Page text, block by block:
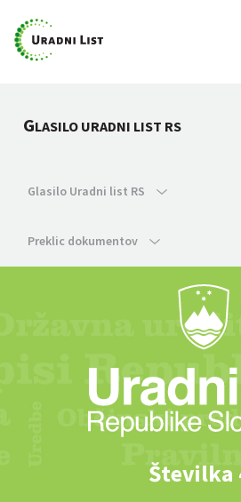
GLASILO URADNI LIST RS
Glasilo Uradni list RS
Preklic dokumentov
Številka